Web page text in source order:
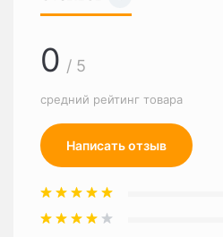
0 / 5
средний рейтинг товара
Написать отзыв